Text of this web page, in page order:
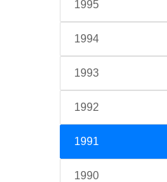
1995
1994
1993
1992
1991
1990